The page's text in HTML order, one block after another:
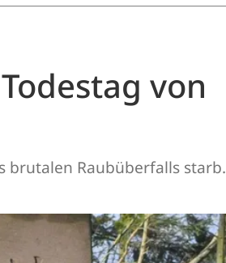
von
brutalen Raubüberfalls starb.